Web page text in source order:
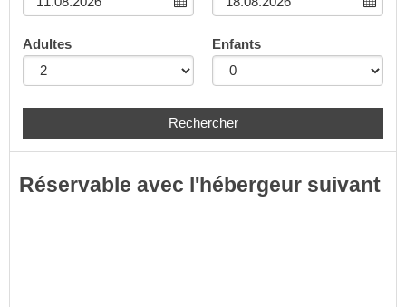
Adultes Enfants
Rechercher
Réservable avec l'hébergeur suivant